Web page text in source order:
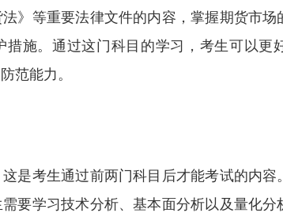
》等重要法律文件的内容，掌握期货市
措施。通过这门科目的学习，考生可以更
范能力。
是考生通过前两门科目后才能考试的内
要学习技术分析、基本面分析以及量化